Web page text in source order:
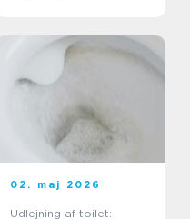
02. maj 2026
Udlejning af toilet: